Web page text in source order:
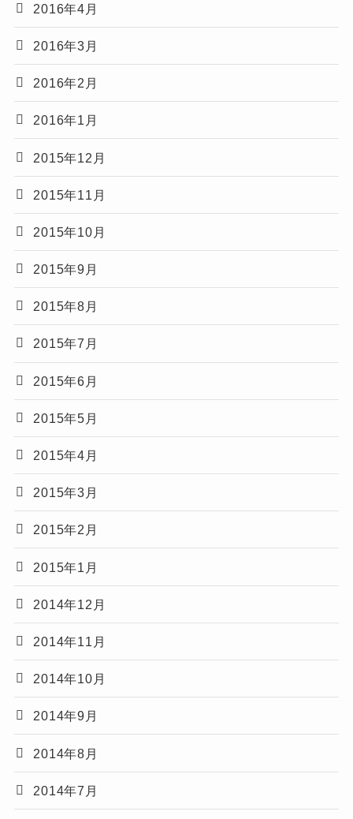
2016年4月
2016年3月
2016年2月
2016年1月
2015年12月
2015年11月
2015年10月
2015年9月
2015年8月
2015年7月
2015年6月
2015年5月
2015年4月
2015年3月
2015年2月
2015年1月
2014年12月
2014年11月
2014年10月
2014年9月
2014年8月
2014年7月